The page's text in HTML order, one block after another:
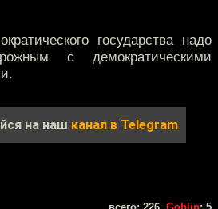
государства надо
с демократическими
на наш канал в Telegram